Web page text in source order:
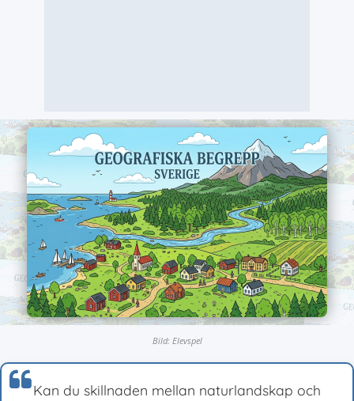
Bild: Elevspel
Kan du skillnaden mellan naturlandskap och